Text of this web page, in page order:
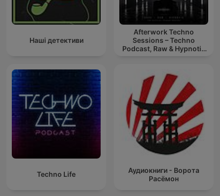
Наші детективи
Afterwork Techno
Sessions – Techno
Podcast, Raw & Hypnotic
Techno Life
Аудиокниги - Ворота
Расёмон